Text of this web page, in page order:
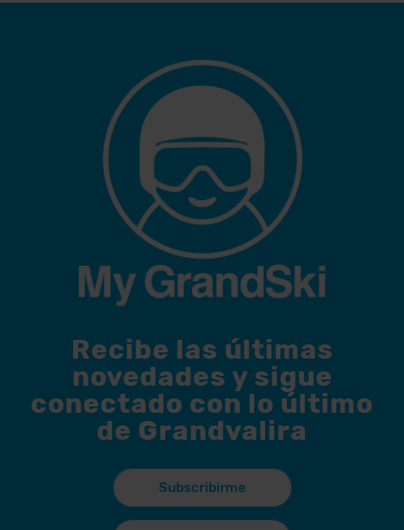
Recibe las últimas
novedades y sigue
conectado con lo último
de Grandvalira
Subscribirme